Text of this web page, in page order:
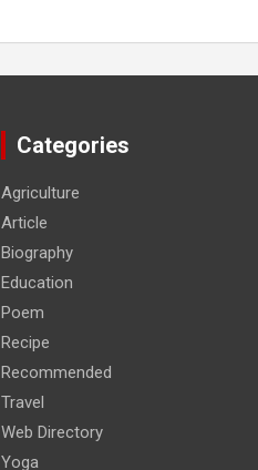
Categories
Agriculture
Article
Biography
Education
Poem
Recipe
Recommended
Travel
Web Directory
Yoga